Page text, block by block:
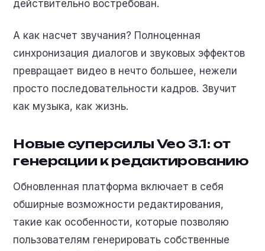
действительно востребован.
А как насчет звучания? Полноценная
синхронизация диалогов и звуковых эффектов
превращает видео в нечто большее, нежели
просто последовательности кадров. Звучит
как музыка, как жизнь.
Новые суперсилы Veo 3.1: от
генерации к редактированию
Обновленная платформа включает в себя
обширные возможности редактирования,
такие как особенности, которые позволяю
пользователям генерировать собственные